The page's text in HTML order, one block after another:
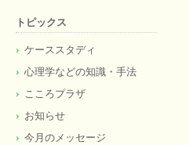
トピックス
ケーススタディ
心理学などの知識・手法
こころプラザ
お知らせ
今月のメッセージ